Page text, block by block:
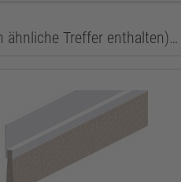
ähnliche Treffer enthalten)…